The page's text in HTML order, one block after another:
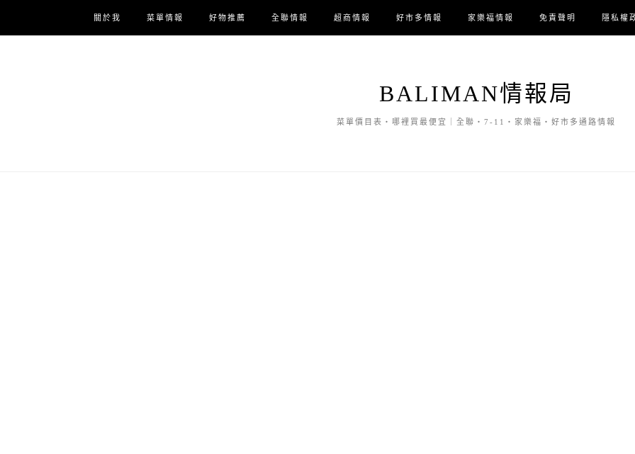
關於我 菜單情報 好物推薦 全聯情報 超商情報 好市多情報 家樂福情報 免責聲明 隱私權
BALIMAN情報局
菜單價目表・哪裡買最便宜｜全聯・7-11・家樂福・好市多通路情報